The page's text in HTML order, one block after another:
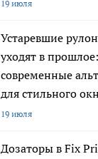
19 июля
Устаревшие
уходят в
современные
для стильного
19 июля
Дозаторы в Fix